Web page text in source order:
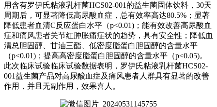
用含有罗伊氏粘液乳杆菌HCS02-001的益生菌固体饮料，30天
周期后，可显著降低高尿酸血症，总有效率高达80.5%；显著
降低患者血清C反应蛋白水平（p<0.01)；能有效改善高尿酸血
症和痛风患者关节红肿胀痛症状的趋势，具有安全性；降低血
清总胆固醇、甘油三酯、低密度脂蛋白胆固醇的含量水平
（p<0.01)；提高高密度脂蛋白胆固醇的含量水平（p<0.05)。
此次临床试验临床试验数据表明，罗伊氏粘液乳杆菌HCS02-
001益生菌产品对高尿酸血症及痛风患者人群具有显著的改善
作用，并且无副作用，效果喜人。